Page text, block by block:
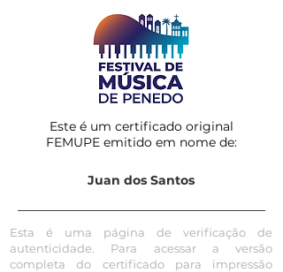
Este é um certificado original
FEMUPE emitido em nome de:
Juan dos Santos
Esta é uma página de verificação de
autenticidade. Para acessar a versão
completa do certificado para impressão